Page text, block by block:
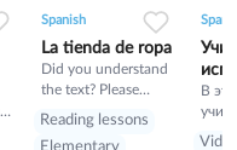
Spanish
La tienda de ropa
Did you understand
the text? Please
answer the following
questions of
Reading lessons
Elementary
В
учим